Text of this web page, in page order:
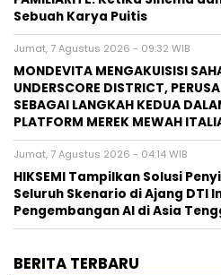
Sebuah Karya Puitis
Jumat, 7 Agustus 2026 - 09:32 WIB
MONDEVITA MENGAKUISISI
UNDERSCORE DISTRICT,
SEBAGAI LANGKAH KEDUA
PLATFORM MEREK MEWAH
Jumat, 7 Agustus 2026 - 04:14 WIB
HIKSEMI Tampilkan Solusi
Seluruh Skenario di Ajang DTI
Pengembangan AI di Asia
BERITA TERBARU